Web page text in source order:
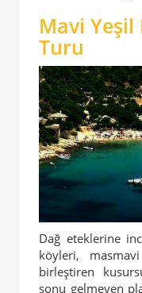
Mavi Yeşil
Turu
Dağ eteklerine
köyleri, masmavi
birleştiren
sonu gelmeyen